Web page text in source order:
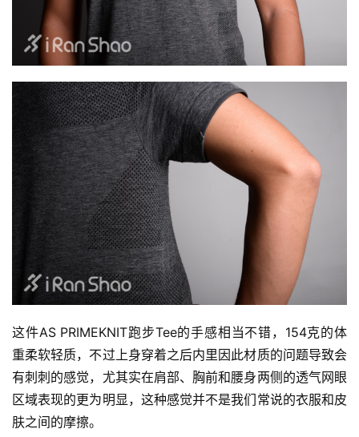
这件AS PRIMEKNIT跑步Tee的手感相当不错，154克的体
重柔软轻质，不过上身穿着之后内里因此材质的问题导致会
有刺刺的感觉，尤其实在肩部、胸前和腰身两侧的透气网眼
区域表现的更为明显，这种感觉并不是我们常说的衣服和皮
肤之间的摩擦。